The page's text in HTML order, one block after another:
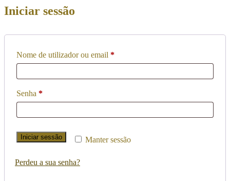
Iniciar sessão
Nome de utilizador ou email *Obrigatório
Senha *Obrigatório
Manter sessão
Iniciar sessão
Perdeu a sua senha?